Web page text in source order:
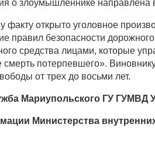
о злоумышленнике направлена
факту открыто уголовное
правил безопасности
средства лицами, которые
смерть потерпевшего».
от трех до восьми лет.
Мариупольского ГУ ГУМВД
Министерства